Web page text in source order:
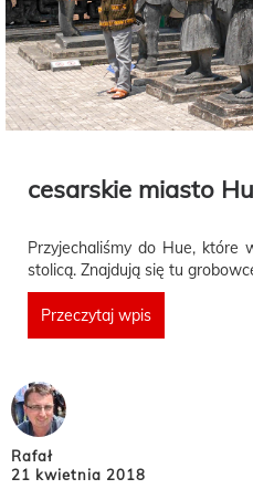
cesarskie miasto
Przyjechaliśmy do Hue, które
stolicą. Znajdują się tu
Przeczytaj wpis
Rafał
21 kwietnia 2018